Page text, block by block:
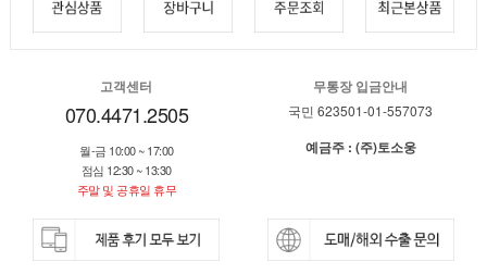
고객센터
070.4471.2505
월-금 10:00 ~ 17:00
점심 12:30 ~ 13:30
주말 및 공휴일 휴무
무통장 입금안내
국민 623501-01-557073
예금주 : (주)토소웅